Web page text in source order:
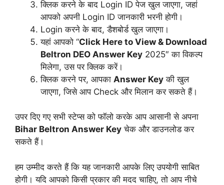
क्लिक करने के बाद Login ID पेज खुल जाएगा, जहां
आपको अपनी Login ID जानकारी भरनी होगी।
Login करने के बाद, डैशबोर्ड खुल जाएगा।
यहां आपको “Click Here to View & Download
Beltron DEO Answer Key 2025″ का विकल्प
मिलेगा, उस पर क्लिक करें।
क्लिक करने पर, आपका Answer Key की खुल
जाएगा, जिसे आप Check और मिलान कर सकते हैं।
उपर दिए गए सभी स्टेप्स को फॉलो करके आप आसानी से अपना
Bihar Beltron Answer Key चेक और डाउनलोड कर
सकते हैं।
हम उम्मीद करते हैं कि यह जानकारी आपके लिए उपयोगी साबित
होगी। यदि आपको किसी प्रकार की मदद चाहिए, तो आप नीचे